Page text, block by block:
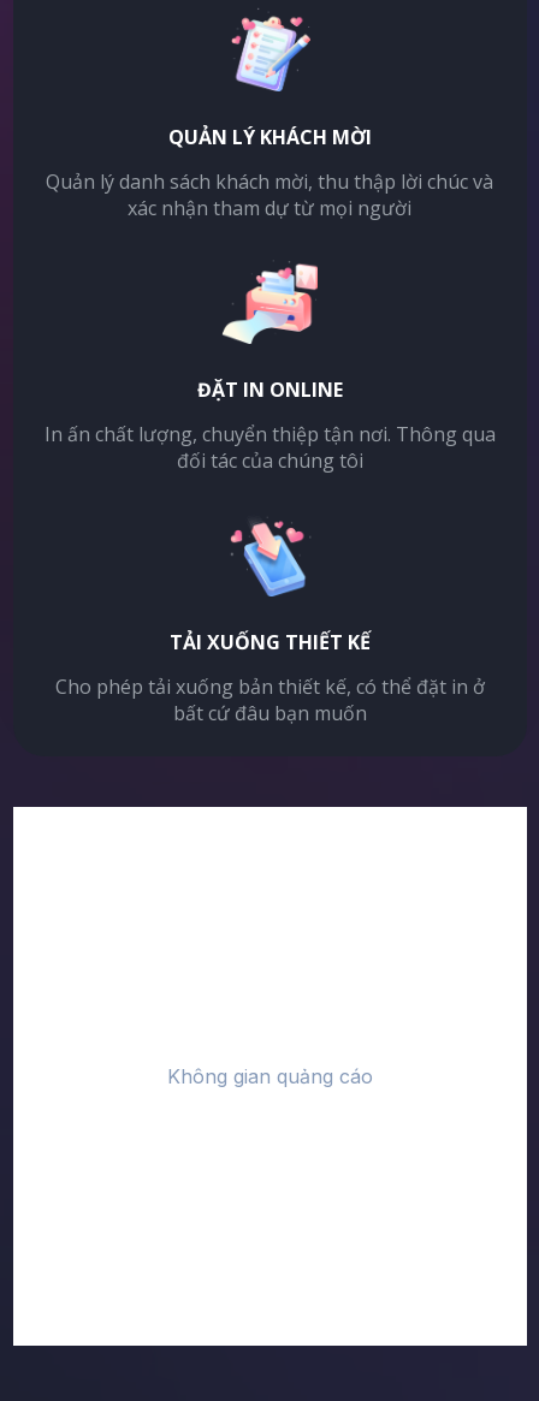
QUẢN LÝ KHÁCH MỜI
Quản lý danh sách khách mời, thu thập lời chúc và
xác nhận tham dự từ mọi người
ĐẶT IN ONLINE
In ấn chất lượng, chuyển thiệp tận nơi. Thông qua
đối tác của chúng tôi
TẢI XUỐNG THIẾT KẾ
Cho phép tải xuống bản thiết kế, có thể đặt in ở
bất cứ đâu bạn muốn